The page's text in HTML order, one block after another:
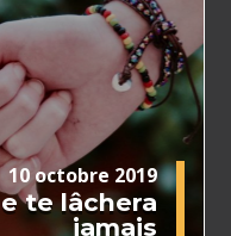
10 octobre 2019
te lâchera
jamais